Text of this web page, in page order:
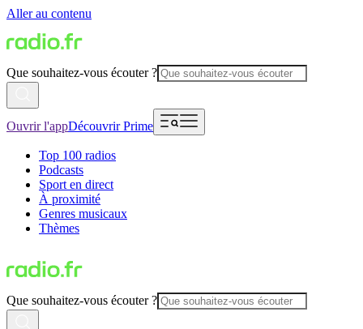
Aller au contenu
Que souhaitez-vous écouter ?
Ouvrir l'appDécouvrir Prime
Top 100 radios
Podcasts
Sport en direct
À proximité
Genres musicaux
Thèmes
Que souhaitez-vous écouter ?